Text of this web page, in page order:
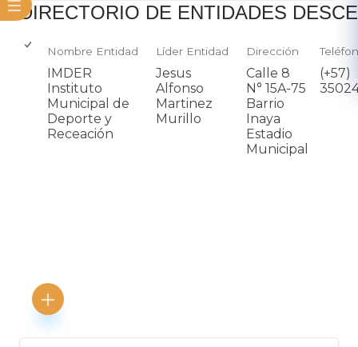
​DIREC​TORIO DE ENTIDADES
Nombre Entidad Líder Entidad Dirección
IMDER
Instituto
Municipal de
Deporte y
Receación
Jesus
Alfonso
Martinez
Murillo
Calle 8
N° 15A-75
Barrio
Inaya
Estadio
Municipal
(+57)